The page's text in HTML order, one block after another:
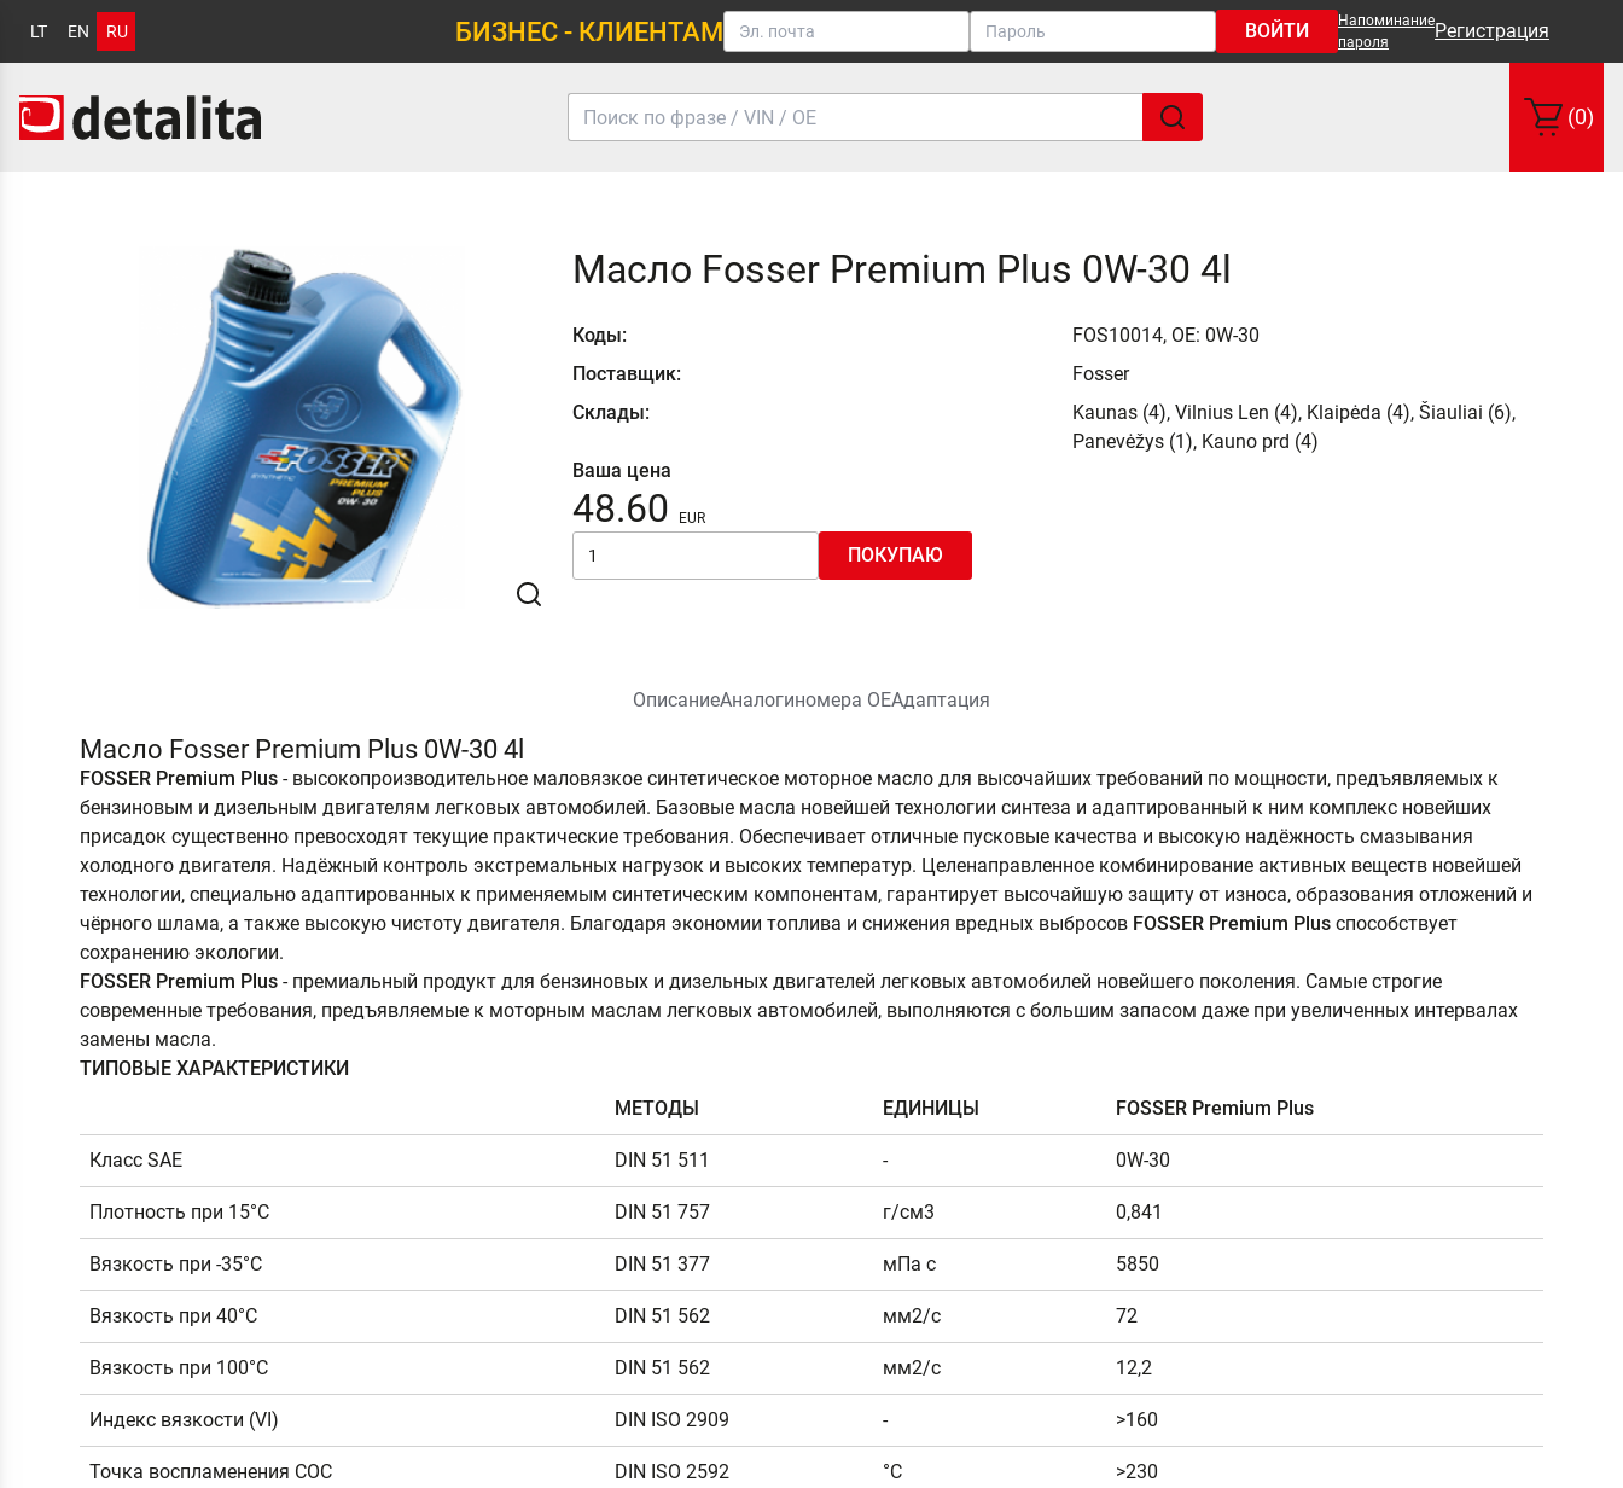
LT EN RU БИЗНЕС - КЛИЕНТАМ ВОЙТИ
Напоминание
пароля
Регистрация
(0)
Масло Fosser Premium Plus 0W-30 4l
Коды:
FOS10014, OE: 0W-30
Поставщик:
Fosser
Склады:
Kaunas (4), Vilnius Len (4), Klaipėda (4), Šiauliai (6),
Panevėžys (1), Kauno prd (4)
Ваша цена
48.60
ПОКУПАЮ
ОписаниеАналогиномера ОЕАдаптация
Масло Fosser Premium Plus 0W-30 4l
FOSSER Premium Plus - высокопроизводительное маловязкое синтетическое моторное масло для высочайших требований по мощности, предъявляемых к
бензиновым и дизельным двигателям легковых автомобилей. Базовые масла новейшей технологии синтеза и адаптированный к ним комплекс новейших
присадок существенно превосходят текущие практические требования. Обеспечивает отличные пусковые качества и высокую надёжность смазывания
холодного двигателя. Надёжный контроль экстремальных нагрузок и высоких температур. Целенаправленное комбинирование активных веществ новейшей
технологии, специально адаптированных к применяемым синтетическим компонентам, гарантирует высочайшую защиту от износа, образования отложений и
чёрного шлама, а также высокую чистоту двигателя. Благодаря экономии топлива и снижения вредных выбросов FOSSER Premium Plus способствует
сохранению экологии.
FOSSER Premium Plus - премиальный продукт для бензиновых и дизельных двигателей легковых автомобилей новейшего поколения. Самые строгие
современные требования, предъявляемые к моторным маслам легковых автомобилей, выполняются с большим запасом даже при увеличенных интервалах
замены масла.
ТИПОВЫЕ ХАРАКТЕРИСТИКИ
МЕТОДЫ
ЕДИНИЦЫ FOSSER Premium Plus
Класс SAE DIN 51 511 - 0W-30
Плотность при 15°C DIN 51 757 г/см3 0,841
Вязкость при -35°C DIN 51 377 мПа с 5850
Вязкость при 40°C DIN 51 562 мм2/с 72
Вязкость при 100°C DIN 51 562 мм2/с 12,2
Индекс вязкости (VI) DIN ISO 2909 - >160
Точка воспламенения COC DIN ISO 2592 °C >230